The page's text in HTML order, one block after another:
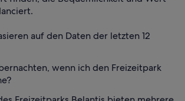
auf den Daten der letzten 12
wenn ich den Freizeitpark